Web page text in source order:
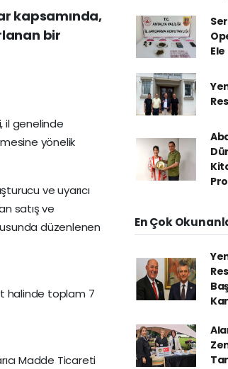
kapsamında,
bir
il genelinde
yönelik
ve uyarıcı
satış ve
düzenlenen
halinde toplam 7
Madde Ticareti
En Çok